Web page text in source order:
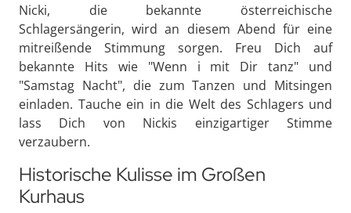
Nicki, die bekannte österreichische
Schlagersängerin, wird an diesem Abend für eine
mitreißende Stimmung sorgen. Freu Dich auf
bekannte Hits wie "Wenn i mit Dir tanz" und
"Samstag Nacht", die zum Tanzen und Mitsingen
einladen. Tauche ein in die Welt des Schlagers und
lass Dich von Nickis einzigartiger Stimme
verzaubern.
Historische Kulisse im Großen
Kurhaus